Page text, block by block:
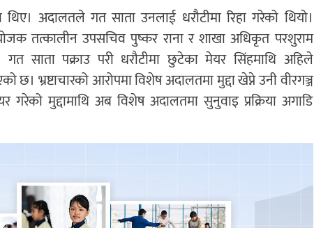
अदालतले गत साता उनलाई धरौटीमा रिहा गरेको थियो।
तत्कालीन उपसचिव पुष्कर राना र शाखा अधिकृत परशुराम
साता पक्राउ परी धरौटीमा छुटेका मेयर सिंहमाथि अहिले
छ। भ्रष्टाचारको आरोपमा विशेष अदालतमा मुद्दा खेप्ने उनी वीरगञ्ज
मुद्दामाथि अब विशेष अदालतमा सुनुवाइ प्रक्रिया अगाडि